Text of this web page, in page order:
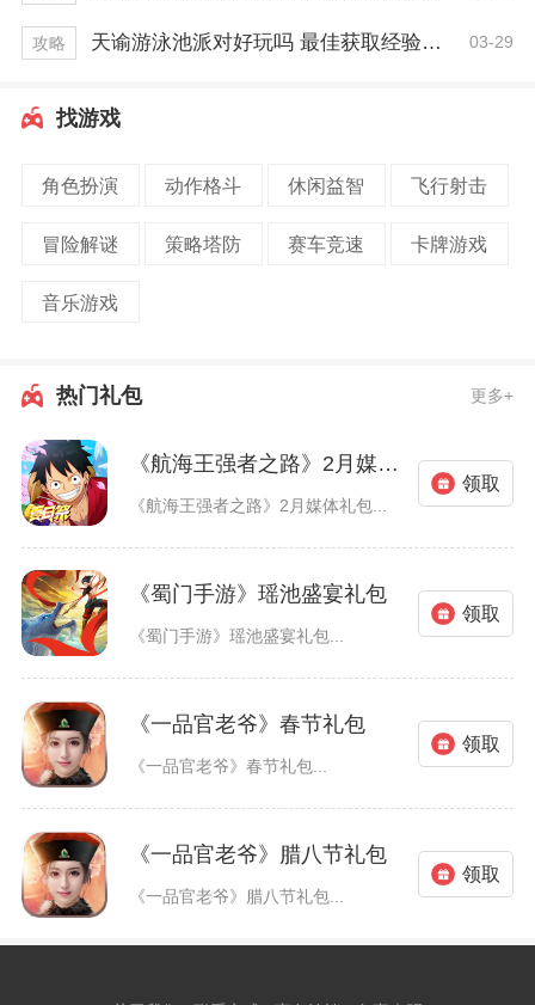
攻略 天谕游泳池派对好玩吗 最佳获取经验技巧 03-29
找游戏
角色扮演 动作格斗 休闲益智 飞行射击
冒险解谜 策略塔防 赛车竞速 卡牌游戏
音乐游戏
热门礼包 更多+
《航海王强者之路》2月媒体礼包
《航海王强者之路》2月媒体礼包...
领取
《蜀门手游》瑶池盛宴礼包
《蜀门手游》瑶池盛宴礼包...
领取
《一品官老爷》春节礼包
《一品官老爷》春节礼包...
领取
《一品官老爷》腊八节礼包
《一品官老爷》腊八节礼包...
领取